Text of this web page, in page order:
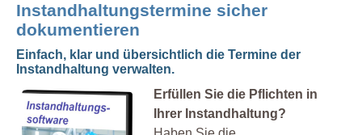
Instandhaltungstermine sicher
dokumentieren
Einfach, klar und übersichtlich die Termine der
Instandhaltung verwalten.
Erfüllen Sie die Pflichten in
Ihrer Instandhaltung?